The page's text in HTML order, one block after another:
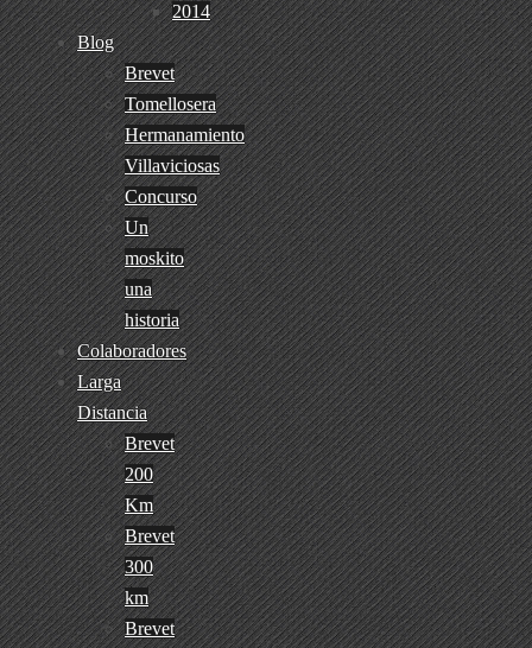
2014
Blog
Brevet
Tomellosera
Hermanamiento
Villaviciosas
Concurso
Un
moskito
una
historia
Colaboradores
Larga
Distancia
Brevet
200
Km
Brevet
300
km
Brevet